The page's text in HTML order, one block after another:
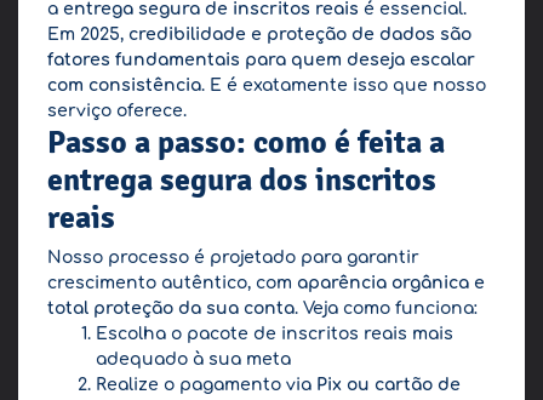
a entrega segura de inscritos reais é essencial.
Em 2025, credibilidade e proteção de dados são
fatores fundamentais para quem deseja escalar
com consistência. E é exatamente isso que nosso
serviço oferece.
Passo a passo: como é feita a
entrega segura dos inscritos
reais
Nosso processo é projetado para garantir
crescimento autêntico, com aparência orgânica e
total proteção da sua conta. Veja como funciona:
Escolha o pacote de inscritos reais mais
adequado à sua meta
Realize o pagamento via Pix ou cartão de